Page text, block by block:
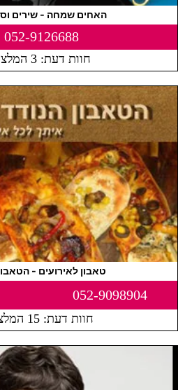
האחים שמחה - שירים
052-9126688
חוות דעת: 3 המלצות.
טאבון לאירועים -
052-9098904
חוות דעת: 15 המלצות.